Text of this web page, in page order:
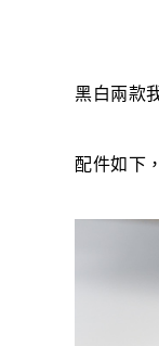
黑白兩款
配件如下